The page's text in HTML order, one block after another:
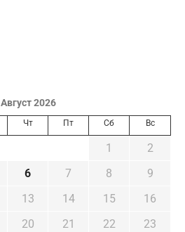
Август 2026
Чт Пт Сб Вс
1
2
6 7 8
9
13 14 15
16
20 21 22
23